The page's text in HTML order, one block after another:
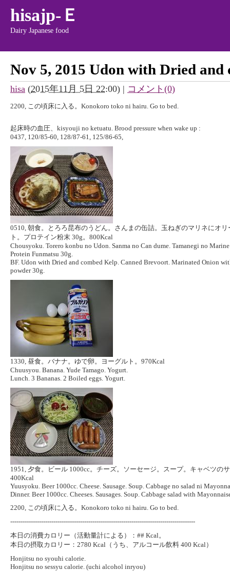
hisajp-Ｅ
Dairy Japanese food
Nov 5, 2015 Udon with Dried and
hisa (2015年11月 5日 22:00) | コメント(0)
2200, この頃床に入る。Konokoro toko ni hairu. Go to bed.
起床時の血圧、kisyouji no ketuatu. Brood pressure when wake up :
0437, 120/85-60, 128/87-61, 125/86-65,
0510, 朝食。とろろ昆布のうどん。さんまの缶詰。玉ねぎのマリネにオ
ト。プロテイン粉末 30g。800Kcal
Chousyoku. Torero konbu no Udon. Sanma no Can dume. Tamanegi no
Protein Funmatsu 30g.
BF. Udon with Dried and combed Kelp. Canned Brevoort. Marinated Onion
powder 30g.
1330, 昼食。バナナ。ゆで卵。ヨーグルト。970Kcal
Chuusyou. Banana. Yude Tamago. Yogurt.
Lunch. 3 Bananas. 2 Boiled eggs. Yogurt.
1951, 夕食。ビール 1000cc。チーズ。ソーセージ。スープ。キャベツの
400Kcal
Yuusyoku. Beer 1000cc. Cheese. Sausage. Soup. Cabbage no salad ni
Dinner. Beer 1000cc. Cheeses. Sausages. Soup. Cabbage salad with
2200, この頃床に入る。Konokoro toko ni hairu. Go to bed.
------------------------------------------------------------------------------------------
本日の消費カロリー（活動量計による）：## Kcal。
本日の摂取カロリー：2780 Kcal（うち、アルコール飲料 400 Kcal）
Honjitsu no syouhi calorie.
Honjitsu no sessyu calorie. (uchi alcohol inryou)